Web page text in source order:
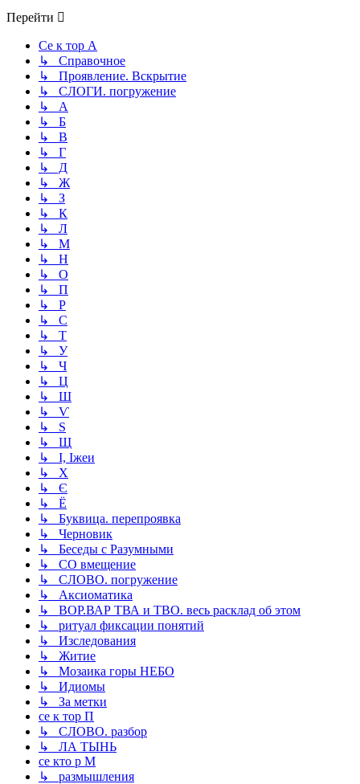
Перейти
Се к тор А
↳ Справочное
↳ Проявление. Вскрытие
↳ СЛОГИ. погружение
↳ А
↳ Б
↳ В
↳ Г
↳ Д
↳ Ж
↳ З
↳ К
↳ Л
↳ М
↳ Н
↳ О
↳ П
↳ Р
↳ С
↳ Т
↳ У
↳ Ч
↳ Ц
↳ Ш
↳ Ѵ
↳ Ѕ
↳ Щ
↳ І, Іжеи
↳ Х
↳ Є
↳ Ё
↳ Буквица. перепроявка
↳ Черновик
↳ Беседы с Разумными
↳ СО вмещение
↳ СЛОВО. погружение
↳ Аксиоматика
↳ ВОР.ВАР ТВА и ТВО. весь расклад об этом
↳ ритуал фиксации понятий
↳ Изследования
↳ Житие
↳ Мозаика горы НЕБО
↳ Идиомы
↳ За метки
се к тор П
↳ СЛОВО. разбор
↳ ЛА ТЫНЬ
се кто р М
↳ размышления